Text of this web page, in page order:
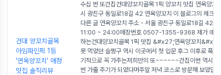
건대 양꼬치골목
아임파인픽 1등
'연옥양꼬치' 애정
맛집 솔직리뷰
수십 번 또간집건대양꼬치골목 1픽 양꼬치 맛집 연옥양꼬
시 광진구 동일로18길 42 연옥양꼬치 이 블로그의 체크인
다른 글 연옥양꼬치 주소 - 서울 광진구 동일로18길 42영
11:00 ~ 24:00매장번호 0507-1355-9368 제가 애정
하는건대양꼬치골목 1픽 맛집 &#x27;연옥양꼬치
못 먹었던 슬짱구 역시 이곳에서 첫 입문 후그 이후로 푹
기적으로 꼭 가주는저희만의 또~~~~~~간집이번 역시 오
번 가줄 주기가 되었다며주말 저녁 코스로 방문해 보았답